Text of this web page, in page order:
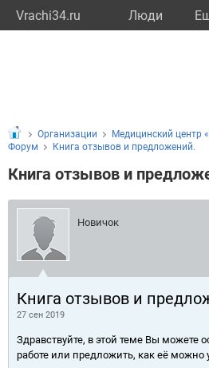
Vrachi34.ru Люди
Организации
Медицинский центр
Форум
Книга отзывов и предложений.
Книга отзывов и
Новичок
Книга отзывов и
27 сен 2019
Здравствуйте, в этой теме Вы можете
работе или предложить, как её можно